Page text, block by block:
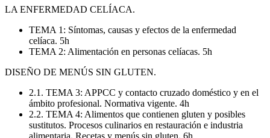
LA ENFERMEDAD CELÍACA.
TEMA 1: Síntomas, causas y efectos de la enfermedad
celíaca. 5h
TEMA 2: Alimentación en personas celíacas. 5h
DISEÑO DE MENÚS SIN GLUTEN.
2.1. TEMA 3: APPCC y contacto cruzado doméstico y en el
ámbito profesional. Normativa vigente. 4h
2.2. TEMA 4: Alimentos que contienen gluten y posibles
sustitutos. Procesos culinarios en restauración e industria